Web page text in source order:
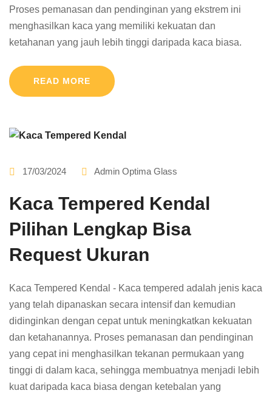
Proses pemanasan dan pendinginan yang ekstrem ini
menghasilkan kaca yang memiliki kekuatan dan
ketahanan yang jauh lebih tinggi daripada kaca biasa.
READ MORE
17/03/2024 Admin Optima Glass
Kaca Tempered Kendal
Pilihan Lengkap Bisa
Request Ukuran
Kaca Tempered Kendal - Kaca tempered adalah jenis kaca
yang telah dipanaskan secara intensif dan kemudian
didinginkan dengan cepat untuk meningkatkan kekuatan
dan ketahanannya. Proses pemanasan dan pendinginan
yang cepat ini menghasilkan tekanan permukaan yang
tinggi di dalam kaca, sehingga membuatnya menjadi lebih
kuat daripada kaca biasa dengan ketebalan yang